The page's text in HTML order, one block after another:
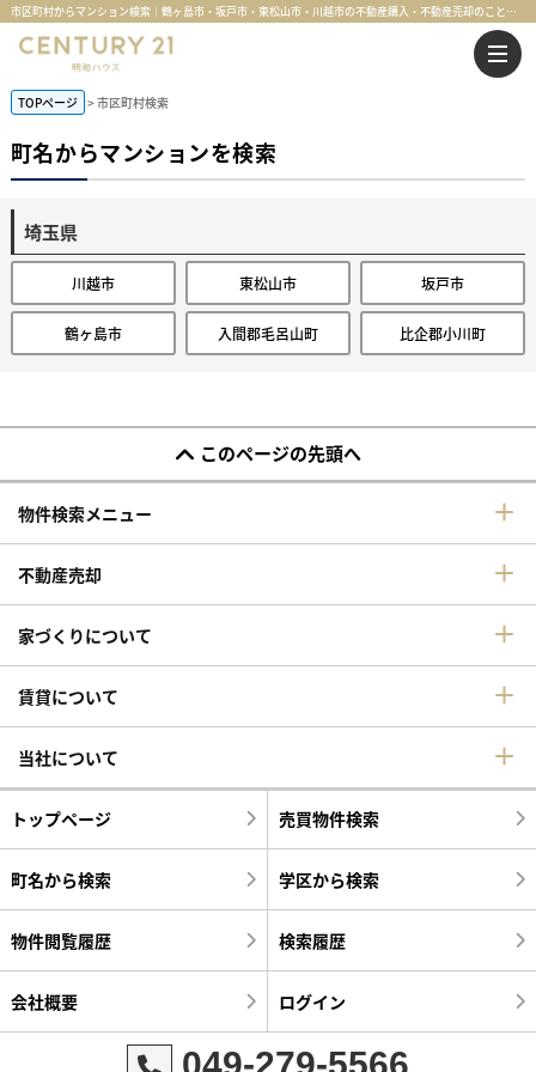
市区町村からマンション検索｜鶴ヶ島市・坂戸市・東松山市・川越市の不動産購入・不動産売却のことならセンチュリー21明和ハウス
TOPページ 市区町村検索
町名からマンションを検索
埼玉県
川越市 東松山市 坂戸市
鶴ヶ島市 入間郡毛呂山町 比企郡小川町
このページの先頭へ
物件検索メニュー
不動産売却
家づくりについて
賃貸について
当社について
トップページ 売買物件検索
町名から検索 学区から検索
物件閲覧履歴 検索履歴
会社概要 ログイン
049-279-5566